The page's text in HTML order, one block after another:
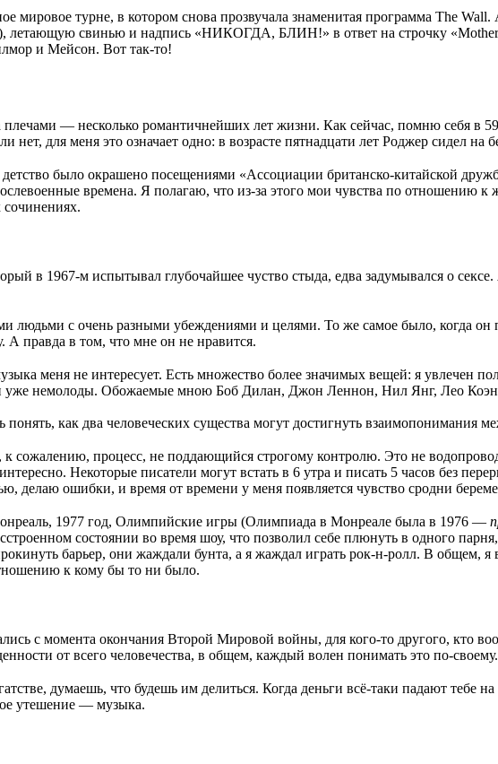
мировое турне, в котором снова прозвучала знаменитая программа The
летающую свинью и надпись «НИКОГДА, БЛИН!» в ответ на строчку
и Мейсон. Вот так-то!
— несколько романтичнейших лет жизни. Как сейчас, помню себя в
для меня это означает одно: в возрасте пятнадцати лет Роджер сидел на
было окрашено посещениями «Ассоциации британско-китайской
времена. Я полагаю, что из-за этого мои чувства по отношению
в 1967-м испытывал глубочайшее чуство стыда, едва задумывался о
людьми с очень разными убеждениями и целями. То же самое было, когда он
А правда в том, что мне он не нравится.
меня не интересует. Есть множество более значимых вещей: я увлечен
уже немолоды. Обожаемые мною Боб Дилан, Джон Леннон, Нил Янг, Лео Коэн
как два человеческих существа могут достигнуть
сожалению, процесс, не поддающийся строгому контролю. Это не
Некоторые писатели могут встать в 6 утра и писать 5 часов без
делаю ошибки, и время от времени у меня появляется чувство сродни
1977 год, Олимпийские игры (Олимпиада в Монреале была в 1976 —
состоянии во время шоу, что позволил себе плюнуть в одного
барьер, они жаждали бунта, а я жаждал играть рок-н-ролл. В
к кому бы то ни было.
с момента окончания Второй Мировой войны, для кого-то другого, кто
от всего человечества, в общем, каждый волен понимать это по-своему.
думаешь, что будешь им делиться. Когда деньги всё-таки падают тебе
утешение — музыка.